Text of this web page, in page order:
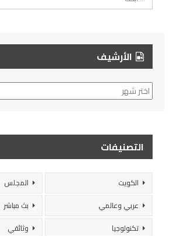
الأرشيف
الأرشيف
التصنيفات
الكويت
المجلس
عربي وعالمي
بث مباشر
تكنولوجيا
وثائقي